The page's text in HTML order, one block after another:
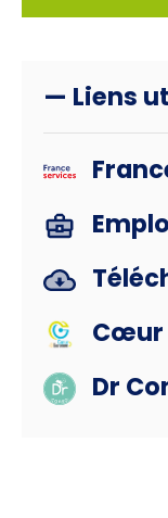
— Liens
Cœur
Dr